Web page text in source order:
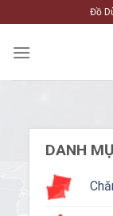
to
content
Đồ
DANH